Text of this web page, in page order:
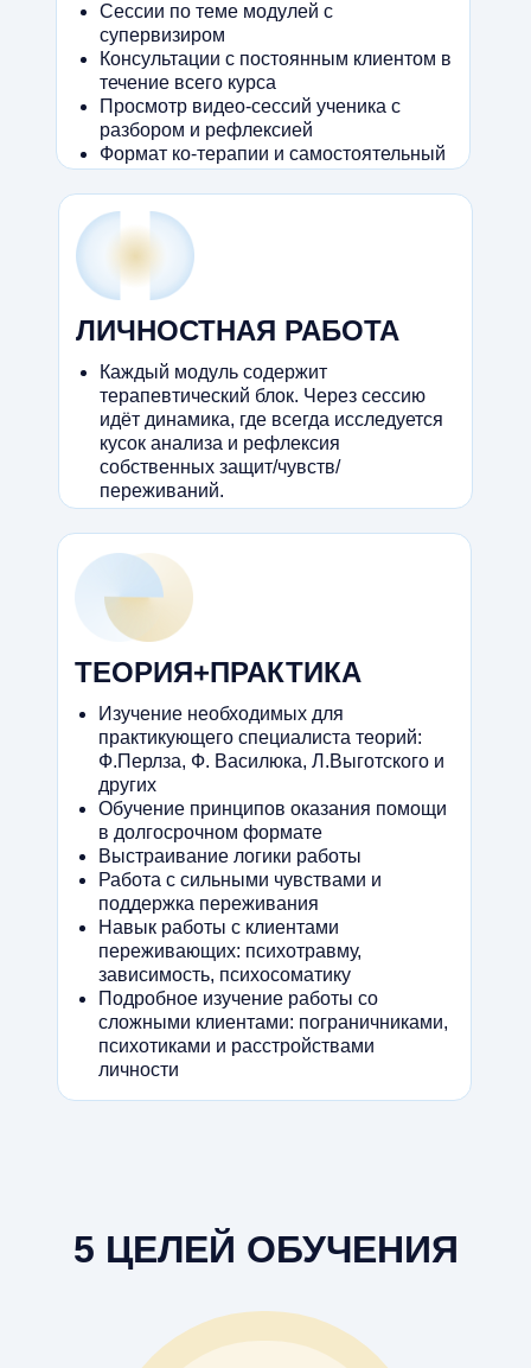
Изучение необходимых для
практикующего специалиста теорий:
Ф.Перлза, Ф. Василюка, Л.Выготского и
других
Обучение принципов оказания помощи
в долгосрочном формате
Выстраивание логики работы
Работа с сильными чувствами и
поддержка переживания
Навык работы с клиентами
переживающих: психотравму,
зависимость, психосоматику
Подробное изучение работы со
сложными клиентами: пограничниками,
психотиками и расстройствами
личности
ТЕОРИЯ+ПРАКТИКА
Каждый модуль содержит
терапевтический блок. Через сессию
идёт динамика, где всегда исследуется
кусок анализа и рефлексия
собственных защит/чувств/
переживаний.
ЛИЧНОСТНАЯ РАБОТА
Сессии по теме модулей с
супервизиром
Консультации с постоянным клиентом в
течение всего курса
Просмотр видео-сессий ученика с
разбором и рефлексией
Формат ко-терапии и самостоятельный
5 ЦЕЛЕЙ ОБУЧЕНИЯ